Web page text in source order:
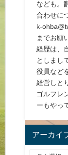
なども。
合わせに
k-
までお願
経歴は、
としまし
役員など
経営しと
ゴルフレ
ーもやっ
アーカイ